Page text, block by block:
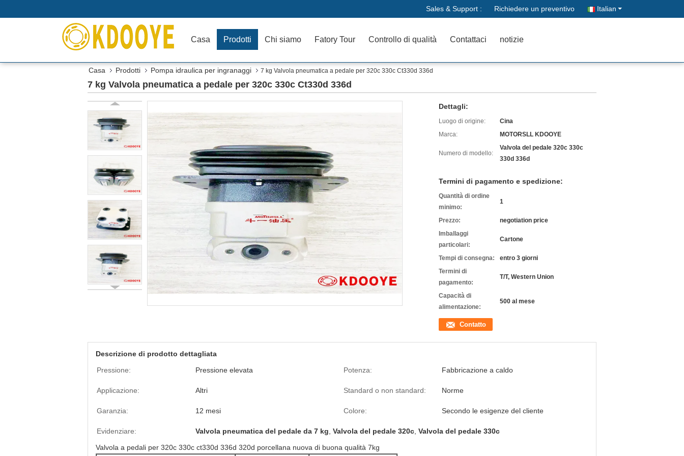
Sales & Support : Richiedere un preventivo Italian
Casa Prodotti Chi siamo Fatory Tour Controllo di qualità Contattaci notizie
Casa Prodotti Pompa idraulica per ingranaggi 7 kg Valvola pneumatica a pedale per 320c 330c Ct330d 336d
7 kg Valvola pneumatica a pedale per 320c 330c Ct330d 336d
Dettagli:
Luogo di origine:
Cina
Marca:
MOTORSLL KDOOYE
Numero di modello:
Valvola del pedale 320c 330c
330d 336d
Termini di pagamento e spedizione:
Quantità di ordine
minimo:
1
Prezzo:
negotiation price
Imballaggi
particolari:
Cartone
Tempi di consegna:
entro 3 giorni
Termini di
pagamento:
T/T, Western Union
Capacità di
alimentazione:
500 al mese
Contatto
Descrizione di prodotto dettagliata
Pressione:
Pressione elevata Potenza: Fabbricazione a caldo
Applicazione: Altri Standard o non standard: Norme
Garanzia: 12 mesi Colore: Secondo le esigenze del cliente
Evidenziare: Valvola pneumatica del pedale da 7 kg Valvola del pedale 320c Valvola del pedale 330c
Valvola a pedali per 320c 330c ct330d 336d 320d porcellana nuova di buona qualità 7kg